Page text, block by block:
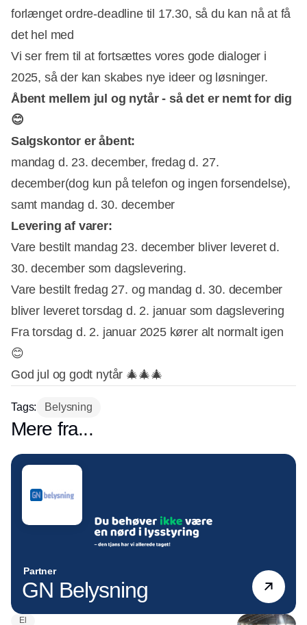
forlænget ordre-deadline til 17.30, så du kan nå at få
det hel med
Vi ser frem til at fortsættes vores gode dialoger i
2025, så der kan skabes nye ideer og løsninger.
Åbent mellem jul og nytår - så det er nemt for dig
😊
Salgskontor er åbent:
mandag d. 23. december, fredag d. 27.
december(dog kun på telefon og ingen forsendelse),
samt mandag d. 30. december
Levering af varer:
Vare bestilt mandag 23. december bliver leveret d.
30. december som dagslevering.
Vare bestilt fredag 27. og mandag d. 30. december
bliver leveret torsdag d. 2. januar som dagslevering
Fra torsdag d. 2. januar 2025 kører alt normalt igen
😊
God jul og godt nytår 🎄🎄🎄
Tags: Belysning
Mere fra...
Partner
GN Belysning
El